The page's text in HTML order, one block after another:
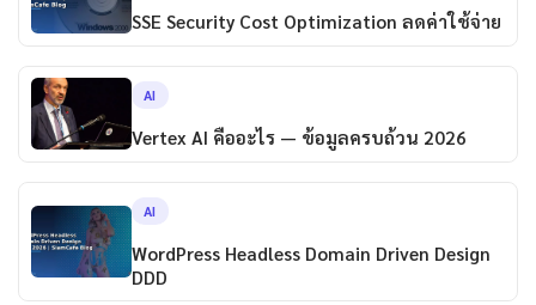
SSE Security Cost Optimization ลดค่าใช้จ่าย
AI
Vertex AI คืออะไร — ข้อมูลครบถ้วน 2026
AI
WordPress Headless Domain Driven Design
DDD